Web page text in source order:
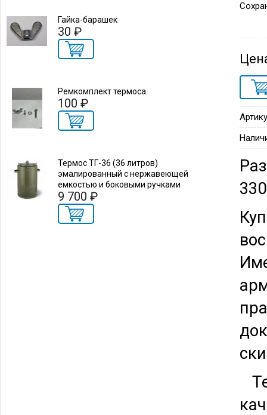
Гайка-барашек
30 ₽
Ремкомплект термоса
100 ₽
Термос ТГ-36 (36 литров)
эмалированный с нержавеющей
емкостью и боковыми ручками
9 700 ₽